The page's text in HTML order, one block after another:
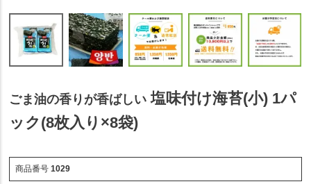
ごま油の香りが香ばしい 塩味付け海苔(小) 1パ
ック(8枚入り×8袋)
商品番号 1029